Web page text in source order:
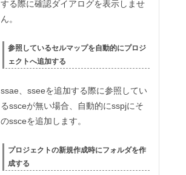
する際に確認ダイアログを表示しませ
ん。
参照しているセルマップを自動的にプロジ
ェクトへ追加する
ssae、sseeを追加する際に参照してい
るssceが無い場合、自動的にsspjにそ
のssceを追加します。
プロジェクトの新規作成時にフォルダを作
成する